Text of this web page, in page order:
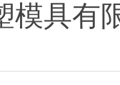
模具有